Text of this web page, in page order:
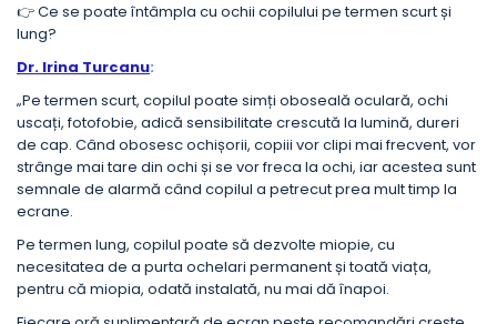
👉 Ce se poate întâmpla cu ochii copilului pe termen scurt și
lung?
Dr. Irina Turcanu:
„Pe termen scurt, copilul poate simți oboseală oculară, ochi
uscați, fotofobie, adică sensibilitate crescută la lumină, dureri
de cap. Când obosesc ochișorii, copiii vor clipi mai frecvent, vor
strânge mai tare din ochi și se vor freca la ochi, iar acestea sunt
semnale de alarmă când copilul a petrecut prea mult timp la
ecrane.
Pe termen lung, copilul poate să dezvolte miopie, cu
necesitatea de a purta ochelari permanent și toată viața,
pentru că miopia, odată instalată, nu mai dă înapoi.